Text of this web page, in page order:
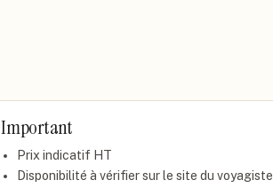
Important
Prix indicatif HT
Disponibilité à vérifier sur le site du voyagiste